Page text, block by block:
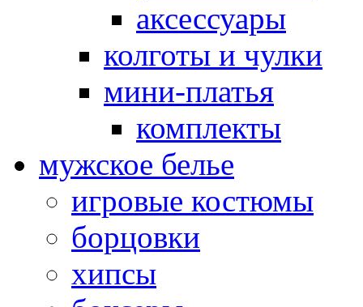
аксессуары
колготы и чулки
мини-платья
комплекты
мужское белье
игровые костюмы
борцовки
хипсы